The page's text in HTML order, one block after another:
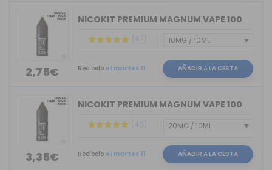
2,75€
NICOKIT PREMIUM MAGNUM VAPE 100%VG 10ML
(47)
Recíbelo el martes 11 AÑADIR A LA CESTA
3,35€
NICOKIT PREMIUM MAGNUM VAPE 100%PG 10ML
(46)
Recíbelo el martes 11 AÑADIR A LA CESTA